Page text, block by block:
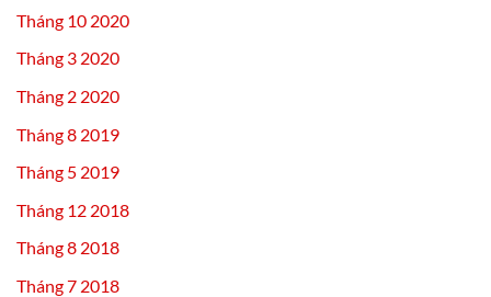
Tháng 10 2020
Tháng 3 2020
Tháng 2 2020
Tháng 8 2019
Tháng 5 2019
Tháng 12 2018
Tháng 8 2018
Tháng 7 2018